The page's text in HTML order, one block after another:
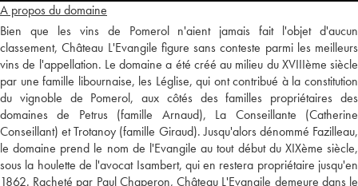
A propos du domaine
Bien que les vins de Pomerol n'aient jamais fait l'objet d'aucun
classement, Château L'Evangile figure sans conteste parmi les meilleurs
vins de l'appellation. Le domaine a été créé au milieu du XVIIIème siècle
par une famille libournaise, les Léglise, qui ont contribué à la constitution
du vignoble de Pomerol, aux côtés des familles propriétaires des
domaines de Petrus (famille Arnaud), La Conseillante (Catherine
Conseillant) et Trotanoy (famille Giraud). Jusqu'alors dénommé Fazilleau,
le domaine prend le nom de l'Evangile au tout début du XIXème siècle,
sous la houlette de l'avocat Isambert, qui en restera propriétaire jusqu'en
1862. Racheté par Paul Chaperon, Château L'Evangile demeure dans le